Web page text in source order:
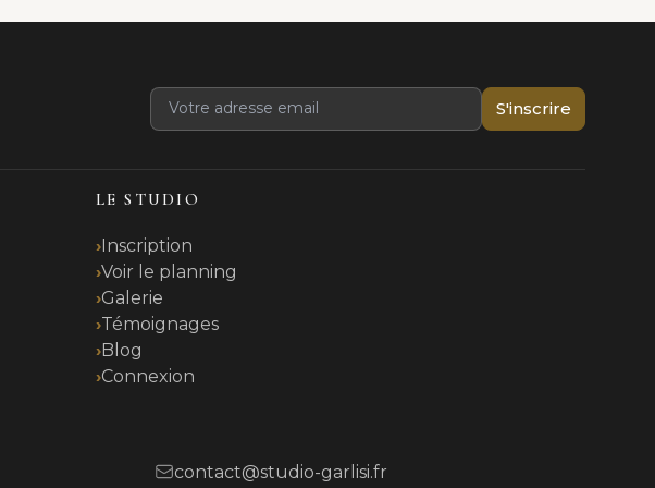
S'inscrire
LE STUDIO
Inscription
Voir le planning
Galerie
Témoignages
Blog
Connexion
contact@studio-garlisi.fr